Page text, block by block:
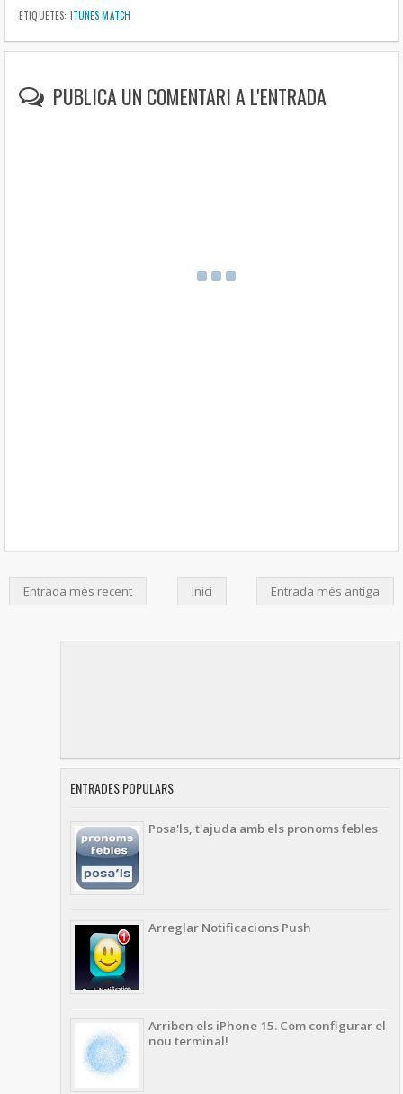
ETIQUETES: ITUNES MATCH
PUBLICA UN COMENTARI A L'ENTRADA
Entrada més recent Entrada més antiga
Inici
ENTRADES POPULARS
Posa'ls, t'ajuda amb els pronoms febles
Arreglar Notificacions Push
Arriben els iPhone 15. Com configurar el
nou terminal!